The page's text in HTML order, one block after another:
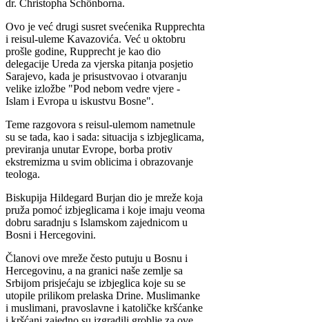
dr. Christopha Schönborna.
Ovo je već drugi susret svećenika Rupprechta
i reisul-uleme Kavazovića. Već u oktobru
prošle godine, Rupprecht je kao dio
delegacije Ureda za vjerska pitanja posjetio
Sarajevo, kada je prisustvovao i otvaranju
velike izložbe "Pod nebom vedre vjere -
Islam i Evropa u iskustvu Bosne".
Teme razgovora s reisul-ulemom nametnule
su se tada, kao i sada: situacija s izbjeglicama,
previranja unutar Evrope, borba protiv
ekstremizma u svim oblicima i obrazovanje
teologa.
Biskupija Hildegard Burjan dio je mreže koja
pruža pomoć izbjeglicama i koje imaju veoma
dobru saradnju s Islamskom zajednicom u
Bosni i Hercegovini.
Članovi ove mreže često putuju u Bosnu i
Hercegovinu, a na granici naše zemlje sa
Srbijom prisjećaju se izbjeglica koje su se
utopile prilikom prelaska Drine. Muslimanke
i muslimani, pravoslavne i katoličke kršćanke